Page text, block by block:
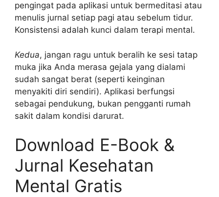
pengingat pada aplikasi untuk bermeditasi atau
menulis jurnal setiap pagi atau sebelum tidur.
Konsistensi adalah kunci dalam terapi mental.
Kedua, jangan ragu untuk beralih ke sesi tatap
muka jika Anda merasa gejala yang dialami
sudah sangat berat (seperti keinginan
menyakiti diri sendiri). Aplikasi berfungsi
sebagai pendukung, bukan pengganti rumah
sakit dalam kondisi darurat.
Download E-Book &
Jurnal Kesehatan
Mental Gratis